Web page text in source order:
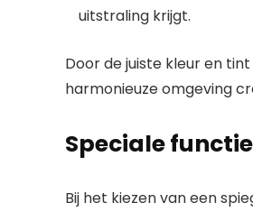
uitstraling krijgt.
Door de juiste kleur en
harmonieuze omgeving
Speciale
Bij het kiezen van een